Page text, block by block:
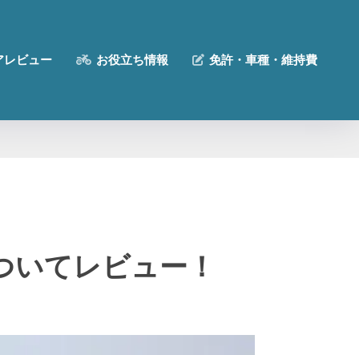
レビュー お役立ち情報 免許・車種・維持費
てレビュー！